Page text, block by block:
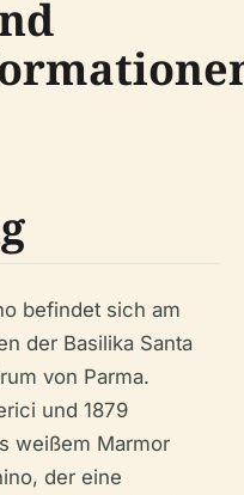
befindet sich am
der Basilika Santa
von Parma.
und 1879
weißem Marmor
der eine